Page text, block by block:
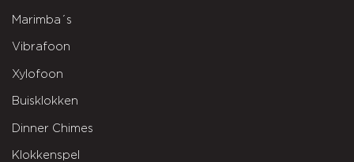
Marimba´s
Vibrafoon
Xylofoon
Buisklokken
Dinner Chimes
Klokkenspel